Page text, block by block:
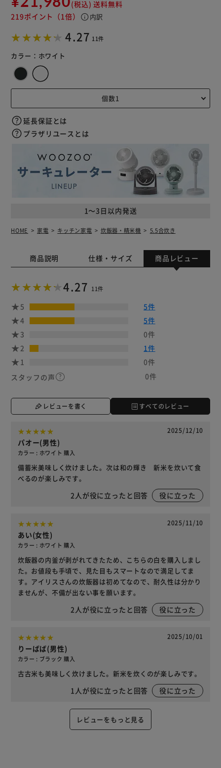
(税込) 送料無料
219ポイント （1倍） info 内訳
4.27 11件
カラー： ホワイト
1～3日以内発送
延長保証とは
プラザリユースとは
HOME 家電 キッチン家電 炊飯器・精米機 5.5合炊き
商品説明 仕様・サイズ 商品レビュー
4.27 11件
5
5件
4
5件
3
0件
2
1件
1
0件
スタッフの声
0件
レビューを書く すべてのレビュー
2025/12/10
パオー(男性)
カラー : ホワイト 購入
備蓄米美味しく炊けました。次は和の輝き 新米を炊いて食
べるのが楽しみです。
2 人が役に立ったと回答 役に立った
2025/11/10
あい(女性)
カラー : ホワイト 購入
炊飯器の内釜が剥がれてきたため、こちらの白を購入しまし
た。お値段も手頃で、見た目もスマートなので満足してま
す。アイリスさんの炊飯器は初めてなので、耐久性は分かり
ませんが、不備が出ない事を願います。
2 人が役に立ったと回答 役に立った
2025/10/01
りーばば(男性)
カラー : ブラック 購入
古古米も美味しく炊けました。新米を炊くのが楽しみです。
1 人が役に立ったと回答 役に立った
レビューをもっと見る
カートに入れる